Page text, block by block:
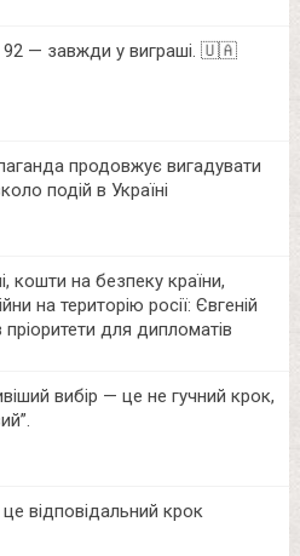
— завжди у виграші. 🇺🇦
продовжує вигадувати
подій в Україні
кошти на безпеку країни,
на територію росії: Євгеній
для дипломатів
вибір — це не гучний крок,
відповідальний крок